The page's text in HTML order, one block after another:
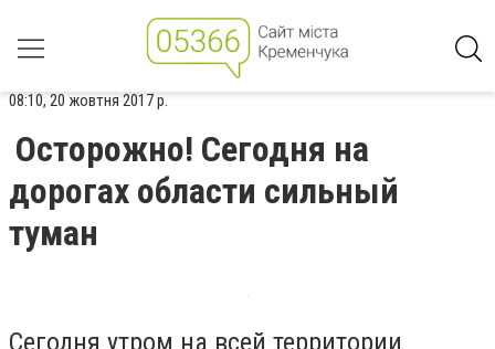
08:10, 20 жовтня 2017 р.
Осторожно! Сегодня на
дорогах области сильный
туман
Сегодня утром на всей территории